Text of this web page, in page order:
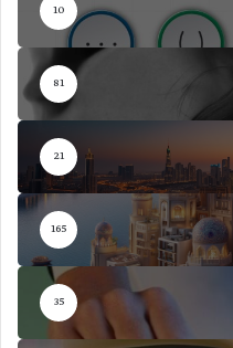
10
81
21
165
35